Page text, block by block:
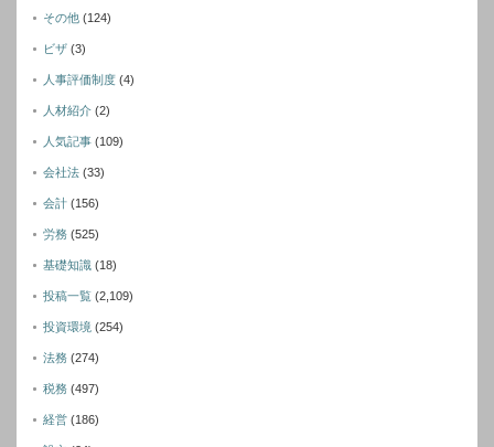
その他 (124)
ビザ (3)
人事評価制度 (4)
人材紹介 (2)
人気記事 (109)
会社法 (33)
会計 (156)
労務 (525)
基礎知識 (18)
投稿一覧 (2,109)
投資環境 (254)
法務 (274)
税務 (497)
経営 (186)